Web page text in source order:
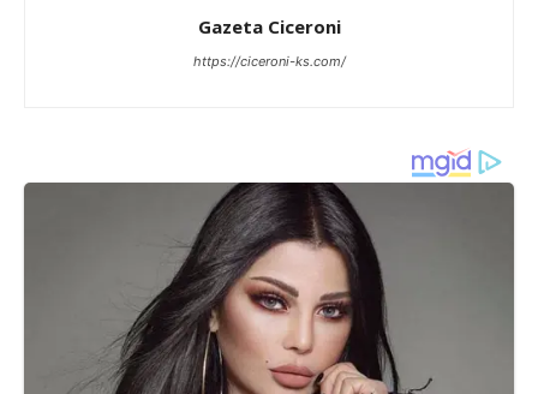
Gazeta Ciceroni
https://ciceroni-ks.com/